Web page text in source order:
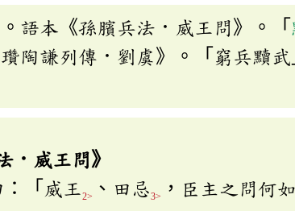
語本《孫臏兵法．威王問》。「
陶謙列傳．劉虞》。「窮兵黷
．威王問》
：「威王2> 、田忌3>
，臣主之問何